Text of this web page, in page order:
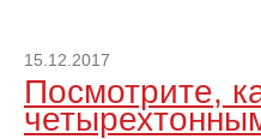
15.12.2017
Посмотрите,